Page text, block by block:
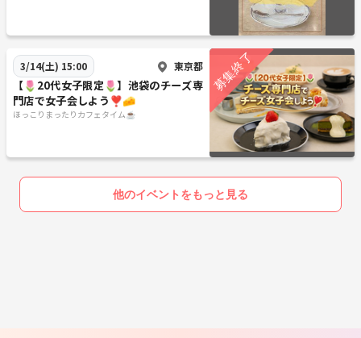
3/14(土) 15:00 東京都
【🌷20代女子限定🌷】池袋のチーズ専
門店で女子会しよう❣️🧀
ほっこりまったりカフェタイム☕️
他のイベントをもっと見る